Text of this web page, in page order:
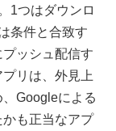
1つはダウンロ
条件と合致す
ッシュ配信す
リは、外見上
Googleによる
も正当なアプ